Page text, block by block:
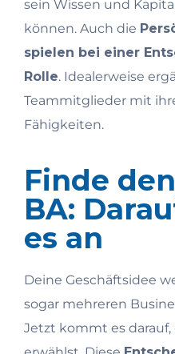
sein Wissen und
können. Auch die
spielen bei einer
Rolle. Idealerweise
Teammitglieder mit
Fähigkeiten.
Finde
BA:
es an
Deine Geschäftsidee
sogar mehreren
Jetzt kommt es